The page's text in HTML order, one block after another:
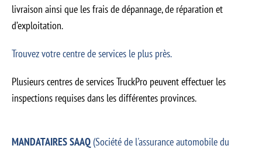
livraison ainsi que les frais de dépannage, de réparation et
d’exploitation.
Trouvez votre centre de services le plus près.
Plusieurs centres de services TruckPro peuvent effectuer les
inspections requises dans les différentes provinces.
MANDATAIRES SAAQ(Société de l'assurance automobile du